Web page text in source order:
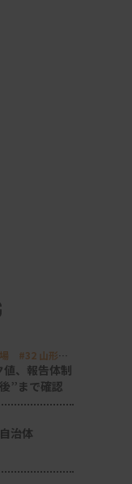
場 #32 山形済
、報告体制
”まで確認
治体